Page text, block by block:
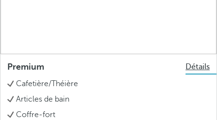
Premium
Détails
Cafetière/Théière
Articles de bain
Coffre-fort